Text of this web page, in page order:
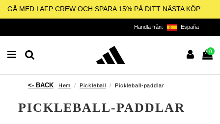
GÅ MED I AFP CREW OCH SPARA 15% PÅ DITT NÄSTA KÖP
Handla från: España
0
Hem Pickleball Pickleball-paddlar
PICKLEBALL-PADDLAR